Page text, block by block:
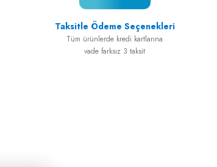
Taksitle Ödeme Seçenekleri
Tüm ürünlerde kredi kartlarına
vade farksız 3 taksit